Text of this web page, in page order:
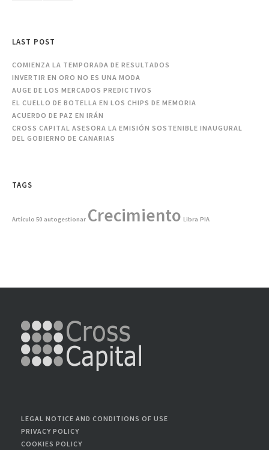
LAST POST
COMIENZA LA TEMPORADA DE RESULTADOS
INVERTIR EN ORO NO ES UNA MODA
AUGE DE LOS MERCADOS PREDICTIVOS
EL CUELLO DE BOTELLA EN LOS CHIPS DE MEMORIA
ACUERDO DE PAZ EN IRÁN
CROSS CAPITAL ASESORA LA EMISIÓN SOSTENIBLE INAUGURAL
DEL GOBIERNO DE CANARIAS
TAGS
Artículo 50 autogestionar Crecimiento Libra PIA
LEGAL NOTICE AND CONDITIONS OF USE
PRIVACY POLICY
COOKIES POLICY